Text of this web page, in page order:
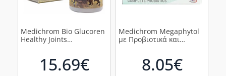
Medichrom Bio Glucoren
Healthy Joints
15.69€
Medichrom Megaphytol
με Προβιοτικά και
8.05€